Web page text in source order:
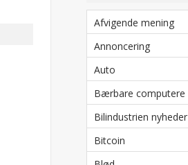
Afvigende mening
Annoncering
Auto
Bærbare computere
Bilindustrien nyheder
Bitcoin